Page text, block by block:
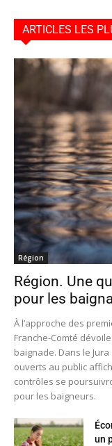
ARTICLES LES
Région
Région. Une
pour les
À l’approche des
Franche-Comté
baignade. Dans le
ouverts au public
contrôles se
pour les baigneurs.
un